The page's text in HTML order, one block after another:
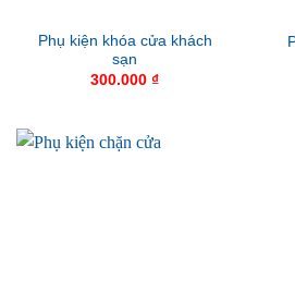
Phụ kiện khóa cửa khách
sạn
300.000 ₫